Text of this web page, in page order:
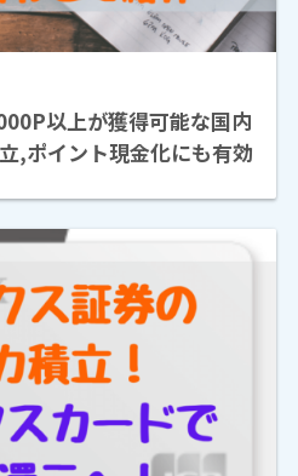
以上が獲得可能な国内
,ポイント現金化にも有効